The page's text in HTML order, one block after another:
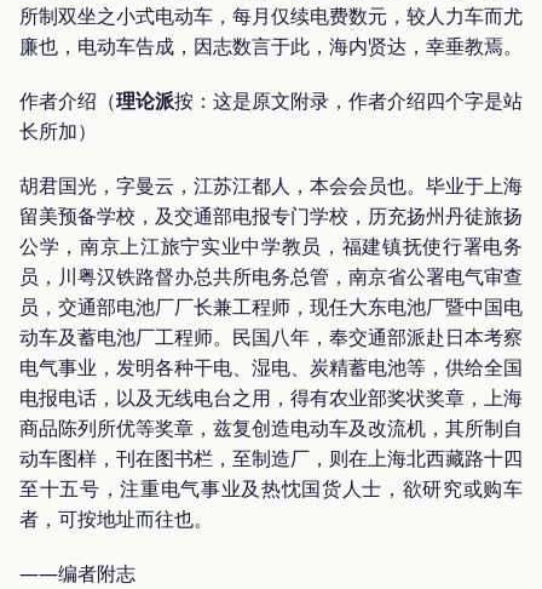
所制双坐之小式电动车，每月仅续电费数元，较人力车而尤
廉也，电动车告成，因志数言于此，海内贤达，幸垂教焉。
作者介绍（理论派按：这是原文附录，作者介绍四个字是站
长所加）
胡君国光，字曼云，江苏江都人，本会会员也。毕业于上海
留美预备学校，及交通部电报专门学校，历充扬州丹徒旅扬
公学，南京上江旅宁实业中学教员，福建镇抚使行署电务
员，川粤汉铁路督办总共所电务总管，南京省公署电气审查
员，交通部电池厂厂长兼工程师，现任大东电池厂暨中国电
动车及蓄电池厂工程师。民国八年，奉交通部派赴日本考察
电气事业，发明各种干电、湿电、炭精蓄电池等，供给全国
电报电话，以及无线电台之用，得有农业部奖状奖章，上海
商品陈列所优等奖章，兹复创造电动车及改流机，其所制自
动车图样，刊在图书栏，至制造厂，则在上海北西藏路十四
至十五号，注重电气事业及热忱国货人士，欲研究或购车
者，可按地址而往也。
——编者附志